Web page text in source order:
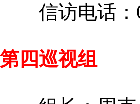
信访电话：
第四巡视组